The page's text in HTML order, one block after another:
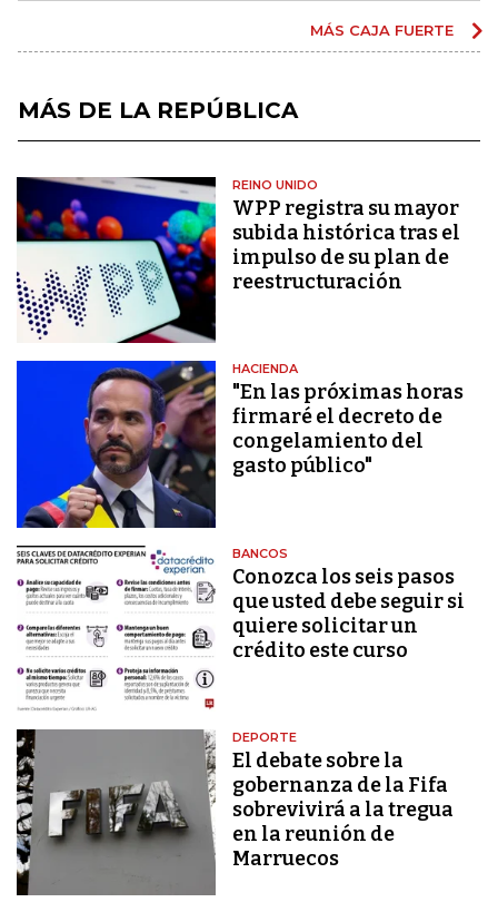
MÁS CAJA FUERTE
MÁS DE LA REPÚBLICA
REINO UNIDO
WPP registra su mayor
subida histórica tras el
impulso de su plan de
reestructuración
HACIENDA
"En las próximas horas
firmaré el decreto de
congelamiento del
gasto público"
BANCOS
Conozca los seis pasos
que usted debe seguir si
quiere solicitar un
crédito este curso
DEPORTE
El debate sobre la
gobernanza de la Fifa
sobrevivirá a la tregua
en la reunión de
Marruecos